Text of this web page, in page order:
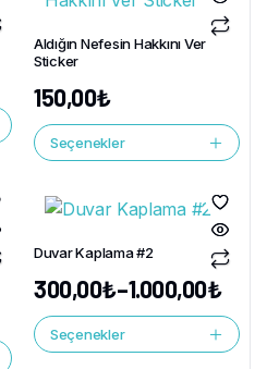
Aldığın Nefesin Hakkını Ver
Sticker
150,00₺
Seçenekler
Duvar Kaplama #2
300,00₺–1.000,00₺
Seçenekler